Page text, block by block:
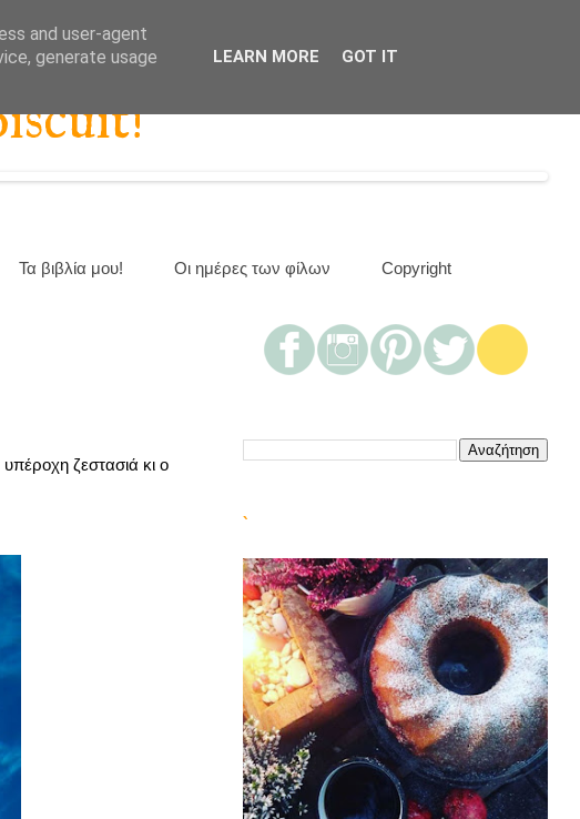
Τα βιβλία μου! Οι ημέρες των φίλων Copyright
ζεστασιά κι ο
`
and user-agent
generate usage
LEARN MORE GOT IT